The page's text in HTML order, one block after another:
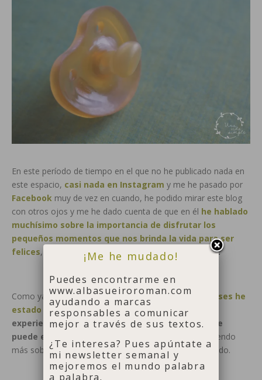
En este período de tiempo en el que no he publicado nada en
este espacio, casi nada en Instagram y me he pasado por
Facebook muy de vez en cuando, he podido mirar este blog
con otros ojos y me he dado cuenta de que en él he hablado
muchísimo sobre la importancia de disfrutar los
pequeños momentos que nos brinda la vida para ser
felices, pero he pasado por alto algo importante.
Como ya sabéis,durante estos últimos cuatro meses he
estado prácticamente offlineviviendo una de las
experiencias más emocionantes y auténticas que
puede experimentar una persona.
Y estoy aprendiendo
más sobre la vida de lo que jamás me hubiera imaginado.
¡Me he mudado!
Puedes encontrarme en
www.albasueiroroman.com
ayudando a marcas
responsables a comunicar
mejor a través de sus textos.
¿Te interesa? Pues apúntate a
mi newsletter semanal y
mejoremos el mundo palabra
a palabra.